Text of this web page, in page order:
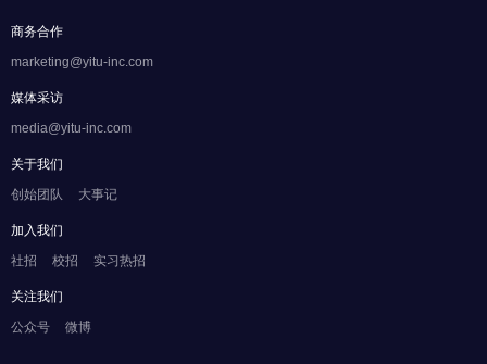
商务合作
marketing@yitu-inc.com
媒体采访
media@yitu-inc.com
关于我们
创始团队
大事记
加入我们
社招
校招 实习热招
关注我们
公众号
微博